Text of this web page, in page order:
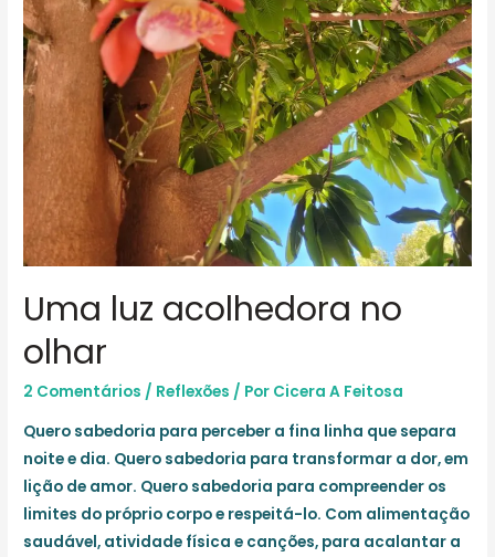
Uma luz acolhedora no
olhar
2 Comentários / Reflexões / Por Cicera A Feitosa
Quero sabedoria para perceber a fina linha que separa
noite e dia. Quero sabedoria para transformar a dor, em
lição de amor. Quero sabedoria para compreender os
limites do próprio corpo e respeitá-lo. Com alimentação
saudável, atividade física e canções, para acalantar a